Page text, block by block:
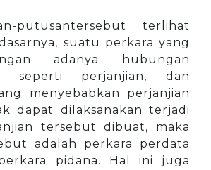
putusantersebut terlihat
suatu perkara yang
adanya hubungan
seperti perjanjian, dan
menyebabkan perjanjian
dapat dilaksanakan terjadi
tersebut dibuat, maka
adalah perkara perdata
pidana. Hal ini juga